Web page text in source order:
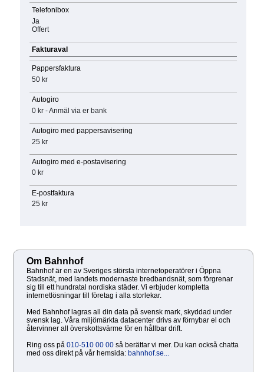
Telefonibox
Ja
Offert
Fakturaval
Pappersfaktura
50 kr
Autogiro
0 kr - Anmäl via er bank
Autogiro med pappersavisering
25 kr
Autogiro med e-postavisering
0 kr
E-postfaktura
25 kr
Om Bahnhof
Bahnhof är en av Sveriges största internetoperatörer i Öppna
Stadsnät, med landets modernaste bredbandsnät, som förgrenar
sig till ett hundratal nordiska städer. Vi erbjuder kompletta
internetlösningar till företag i alla storlekar.
Med Bahnhof lagras all din data på svensk mark, skyddad under
svensk lag. Våra miljömärkta datacenter drivs av förnybar el och
återvinner all överskottsvärme för en hållbar drift.
Ring oss på 010-510 00 00 så berättar vi mer. Du kan också chatta
med oss direkt på vår hemsida: bahnhof.se...